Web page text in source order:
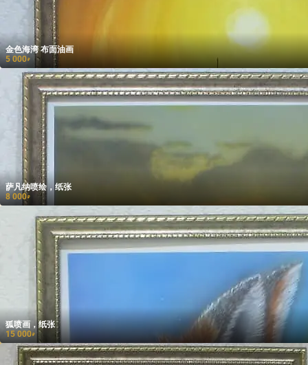
金色海湾 布面油画
5 000₽
萨凡纳喷绘，纸张
8 000₽
狐喷画，纸张
15 000₽